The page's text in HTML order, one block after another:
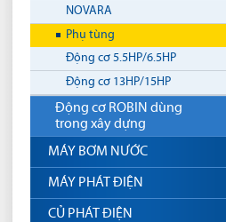
NOVARA
Phụ tùng
Động cơ 5.5HP/6.5HP
Động cơ 13HP/15HP
Động cơ ROBIN dùng
trong xây dựng
MÁY BƠM NƯỚC
MÁY PHÁT ĐIỆN
CỦ PHÁT ĐIỆN